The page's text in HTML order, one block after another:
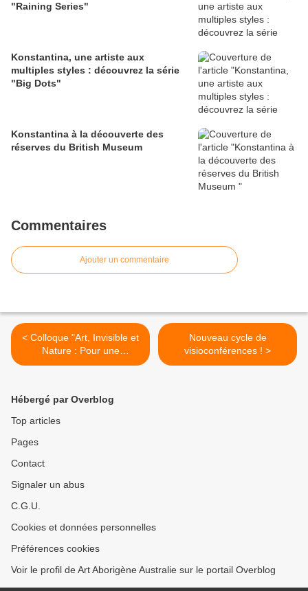
"Raining Series"
Konstantina, une artiste aux
multiples styles : découvrez la série
"Big Dots"
Konstantina à la découverte des
réserves du British Museum
Commentaires
Ajouter un commentaire
< Colloque "Art, Invisible et
Nature : Pour une
écoesthétique énergétique
Pascal Pique et le Musée
Nouveau cycle de
visioconférences ! >
Hébergé par Overblog
Top articles
Pages
Contact
Signaler un abus
C.G.U.
Cookies et données personnelles
Préférences cookies
Voir le profil de Art Aborigène Australie sur le portail Overblog